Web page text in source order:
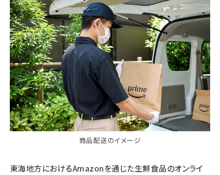
商品配送のイメージ
東海地方におけるAmazonを通じた生鮮食品のオンライ